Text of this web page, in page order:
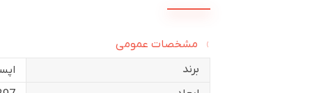
مشخصات عمومی
برند